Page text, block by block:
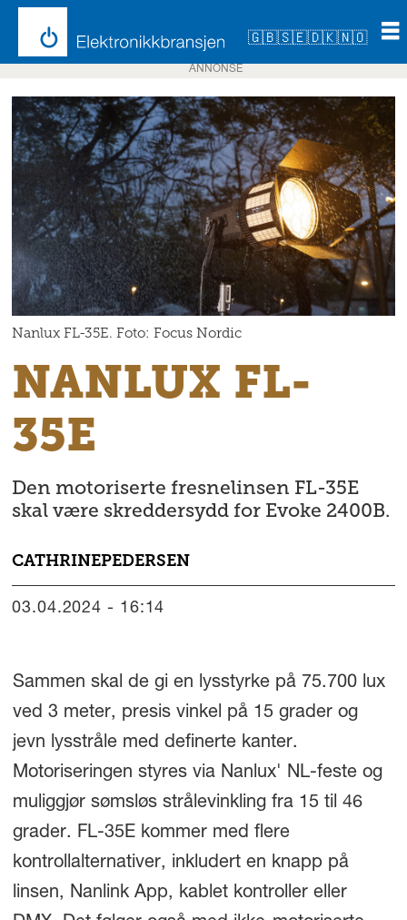
🇬🇧🇸🇪🇩🇰🇳🇴
ANNONSE
Nanlux FL-35E. Foto: Focus Nordic
NANLUX FL-
35E
Den motoriserte fresnelinsen FL-35E
skal være skreddersydd for Evoke 2400B.
CATHRINEPEDERSEN
03.04.2024 - 16:14
Sammen skal de gi en lysstyrke på 75.700 lux
ved 3 meter, presis vinkel på 15 grader og
jevn lysstråle med definerte kanter.
Motoriseringen styres via Nanlux' NL-feste og
muliggjør sømsløs strålevinkling fra 15 til 46
grader. FL-35E kommer med flere
kontrollalternativer, inkludert en knapp på
linsen, Nanlink App, kablet kontroller eller